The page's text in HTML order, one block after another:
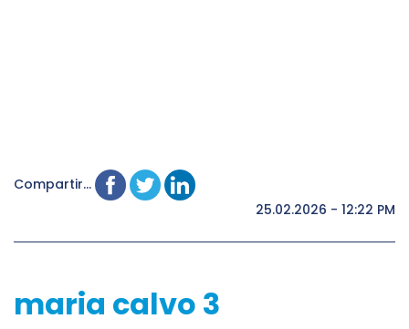
Compartir...
25.02.2026 - 12:22 PM
maria calvo 3